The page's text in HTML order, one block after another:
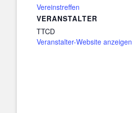
Vereinstreffen
VERANSTALTER
TTCD
Veranstalter-Website anzeigen